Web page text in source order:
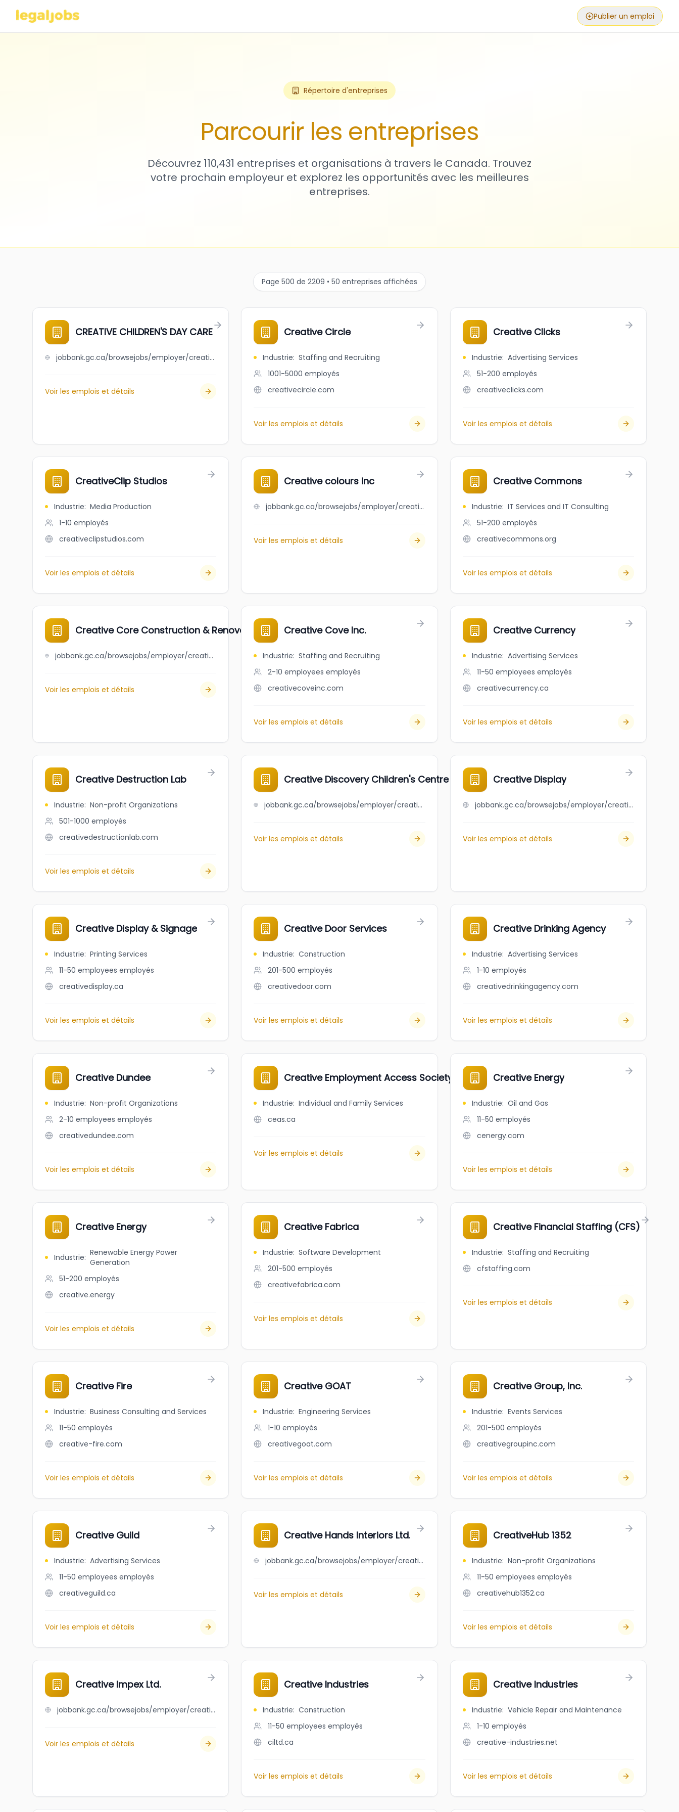
Publier un emploi
Répertoire d'entreprises
Parcourir les entreprises
Découvrez 110,431 entreprises et organisations à travers le Canada. Trouvez
votre prochain employeur et explorez les opportunités avec les meilleures
entreprises.
Page 500 de 2209 • 50 entreprises affichées
CREATIVE CHILDREN'S DAY CARE
jobbank.gc.ca/browsejobs/employer/creative+children%27s+day+care/ca
Voir les emplois et détails
Creative Circle
Industrie: Staffing and Recruiting
1001-5000 employés
creativecircle.com
Voir les emplois et détails
Creative Clicks
Industrie: Advertising Services
51-200 employés
creativeclicks.com
Voir les emplois et détails
CreativeClip Studios
Industrie: Media Production
1-10 employés
creativeclipstudios.com
Voir les emplois et détails
Creative colours inc
jobbank.gc.ca/browsejobs/employer/creative+colours+inc/ca
Voir les emplois et détails
Creative Commons
Industrie: IT Services and IT Consulting
51-200 employés
creativecommons.org
Voir les emplois et détails
Creative Core Construction & Renovations Inc.
jobbank.gc.ca/browsejobs/employer/creative+core+construction+%26+renovations+inc./ca
Voir les emplois et détails
Creative Cove Inc.
Industrie: Staffing and Recruiting
2-10 employees employés
creativecoveinc.com
Voir les emplois et détails
Creative Currency
Industrie: Advertising Services
11-50 employees employés
creativecurrency.ca
Voir les emplois et détails
Creative Destruction Lab
Industrie: Non-profit Organizations
501-1000 employés
creativedestructionlab.com
Voir les emplois et détails
Creative Discovery Children's Centre
jobbank.gc.ca/browsejobs/employer/creative+discovery+children%27s+centre/ca
Voir les emplois et détails
Creative Display
jobbank.gc.ca/browsejobs/employer/creative+display/ca
Voir les emplois et détails
Creative Display & Signage
Industrie: Printing Services
11-50 employees employés
creativedisplay.ca
Voir les emplois et détails
Creative Door Services
Industrie: Construction
201-500 employés
creativedoor.com
Voir les emplois et détails
Creative Drinking Agency
Industrie: Advertising Services
1-10 employés
creativedrinkingagency.com
Voir les emplois et détails
Creative Dundee
Industrie: Non-profit Organizations
2-10 employees employés
creativedundee.com
Voir les emplois et détails
Creative Employment Access Society
Industrie: Individual and Family Services
ceas.ca
Voir les emplois et détails
Creative Energy
Industrie: Oil and Gas
11-50 employés
cenergy.com
Voir les emplois et détails
Creative Energy
Industrie: Renewable Energy Power
Generation
51-200 employés
creative.energy
Voir les emplois et détails
Creative Fabrica
Industrie: Software Development
201-500 employés
creativefabrica.com
Voir les emplois et détails
Creative Financial Staffing (CFS)
Industrie: Staffing and Recruiting
cfstaffing.com
Voir les emplois et détails
Creative Fire
Industrie: Business Consulting and Services
11-50 employés
creative-fire.com
Voir les emplois et détails
Creative GOAT
Industrie: Engineering Services
1-10 employés
creativegoat.com
Voir les emplois et détails
Creative Group, Inc.
Industrie: Events Services
201-500 employés
creativegroupinc.com
Voir les emplois et détails
Creative Guild
Industrie: Advertising Services
11-50 employees employés
creativeguild.ca
Voir les emplois et détails
Creative Hands Interiors Ltd.
jobbank.gc.ca/browsejobs/employer/creative+hands+interiors+ltd./ca
Voir les emplois et détails
CreativeHub 1352
Industrie: Non-profit Organizations
11-50 employees employés
creativehub1352.ca
Voir les emplois et détails
Creative Impex Ltd.
jobbank.gc.ca/browsejobs/employer/creative+impex+ltd./ca
Voir les emplois et détails
Creative Industries
Industrie: Construction
11-50 employees employés
ciltd.ca
Voir les emplois et détails
Creative Industries
Industrie: Vehicle Repair and Maintenance
1-10 employés
creative-industries.net
Voir les emplois et détails